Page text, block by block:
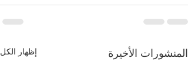
المنشورات الأخيرة إظهار الكل